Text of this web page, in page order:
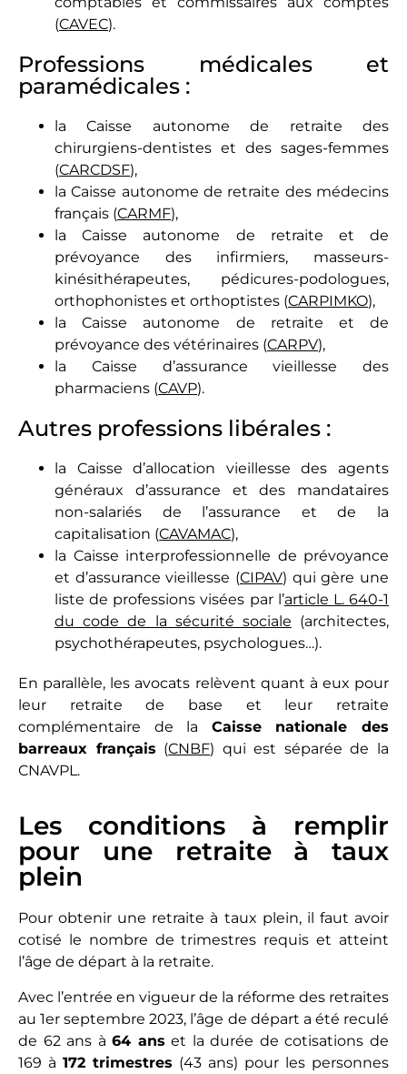
(CAVEC).
Professions médicales et
paramédicales :
la Caisse autonome de retraite des
chirurgiens-dentistes et des sages-femmes
(CARCDSF),
la Caisse autonome de retraite des médecins
français (CARMF),
la Caisse autonome de retraite et de
prévoyance des infirmiers, masseurs-
kinésithérapeutes, pédicures-podologues,
orthophonistes et orthoptistes (CARPIMKO),
la Caisse autonome de retraite et de
prévoyance des vétérinaires (CARPV),
la Caisse d’assurance vieillesse des
pharmaciens (CAVP).
Autres professions libérales :
la Caisse d’allocation vieillesse des agents
généraux d’assurance et des mandataires
non-salariés de l’assurance et de la
capitalisation (CAVAMAC),
la Caisse interprofessionnelle de prévoyance
et d’assurance vieillesse (CIPAV) qui gère une
liste de professions visées par l’article L. 640-1
du code de la sécurité sociale (architectes,
psychothérapeutes, psychologues…).
En parallèle, les avocats relèvent quant à eux pour
leur retraite de base et leur retraite
complémentaire de la Caisse nationale des
barreaux français (CNBF) qui est séparée de la
CNAVPL.
Les conditions à remplir
pour une retraite à taux
plein
Pour obtenir une retraite à taux plein, il faut avoir
cotisé le nombre de trimestres requis et atteint
l’âge de départ à la retraite.
Avec l’entrée en vigueur de la réforme des retraites
au 1er septembre 2023, l’âge de départ a été reculé
de 62 ans à64 ans et la durée de cotisations de
169 à 172 trimestres (43 ans) pour les personnes